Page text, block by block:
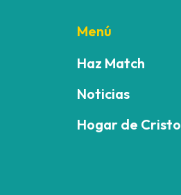
Menú
Haz Match
Noticias
Hogar de Cristo